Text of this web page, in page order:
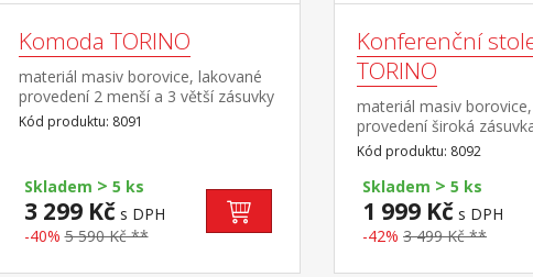
Komoda TORINO
materiál masiv borovice, lakované
provedení 2 menší a 3 větší zásuvky
s kovovými pojezdy
Kód produktu: 8091
Skladem > 5 ks
3 299 Kč s DPH
-40% 5 590 Kč **
Konferenční
TORINO
materiál masiv
provedení široká
kovovými pojezdy
Kód produktu: 8092
Skladem > 5 ks
1 999 Kč s DPH
-42% 3 499 Kč **